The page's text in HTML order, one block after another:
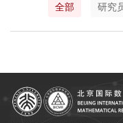
全部 研究